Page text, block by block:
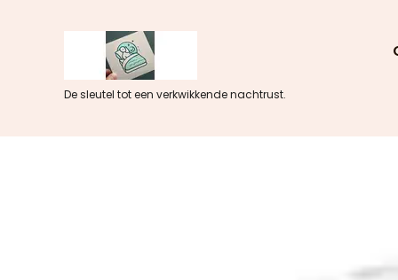
De sleutel tot een verkwikkende nachtrust.